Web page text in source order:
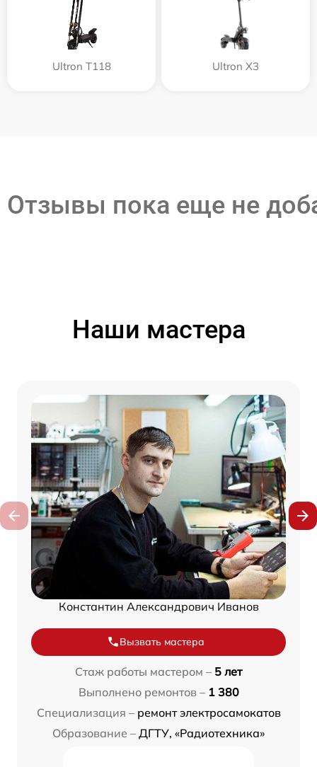
Ultron T118 Ultron X3
Отзывы пока еще не
Наши мастера
Константин Александрович Иванов
Вызвать мастера
Стаж работы мастером – 5 лет
Выполнено ремонтов – 1 380
Специализация – ремонт электросамокатов
Образование – ДГТУ, «Радиотехника»